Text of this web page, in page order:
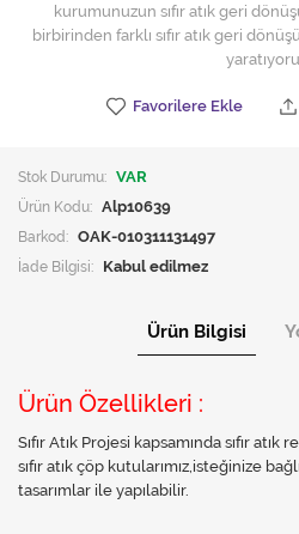
Toptan Temizlik Malzemeleri
kurumunuzun sıfır atık geri
birbirinden farklı sıfır atık geri
Favorilere Ekle
Stok Durumu: VAR
Ürün Kodu: Alp10639
Barkod: OAK-010311131497
İade Bilgisi:
Ürün Bilgisi
Ürün Özellikleri :
Sıfır Atık Projesi kapsamında sıfır atık
sıfır atık çöp kutularımız,isteğinize
tasarımlar ile yapılabilir.